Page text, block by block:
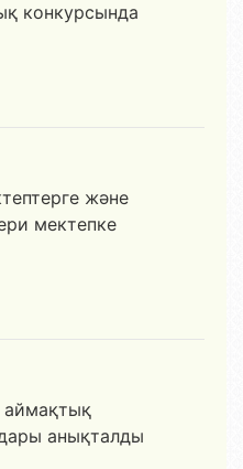
конкурсында
және
мектепке
аймақтық
анықталды